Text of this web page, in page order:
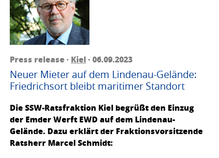
Press release · Kiel · 06.09.2023
Neuer Mieter auf dem Lindenau-Gelände:
Friedrichsort bleibt maritimer Standort
Die SSW-Ratsfraktion Kiel begrüßt den Einzug
der Emder Werft EWD auf dem Lindenau-
Gelände. Dazu erklärt der Fraktionsvorsitzende
Ratsherr Marcel Schmidt: